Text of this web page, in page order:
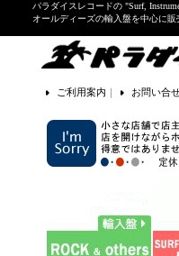
パラダイスレコードの "Surf,
オールディーズの輸入盤を中心に
ご利用案内 ｜ お問い合